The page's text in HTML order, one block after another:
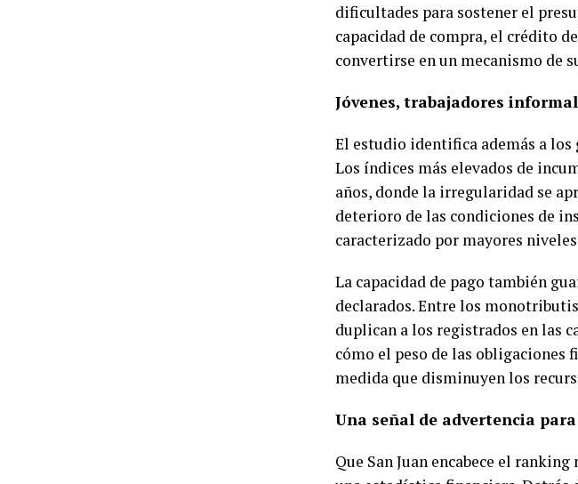
dificultades para sostener el
capacidad de compra, el crédito
convertirse en un mecanismo de
Jóvenes, trabajadores
El estudio identifica además a los
Los índices más elevados de
años, donde la irregularidad se
deterioro de las condiciones de
caracterizado por mayores
La capacidad de pago también
declarados. Entre los
duplican a los registrados en las
cómo el peso de las obligaciones
medida que disminuyen los
Una señal de advertencia
Que San Juan encabece el